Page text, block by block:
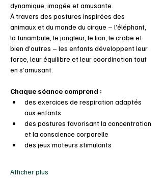
dynamique, imagée et amusante.
À travers des postures inspirées des
animaux et du monde du cirque – l’éléphant,
la funambule, le jongleur, le lion, le crabe et
bien d’autres – les enfants développent leur
force, leur équilibre et leur coordination tout
en s’amusant.
Chaque séance comprend :
des exercices de respiration adaptés
aux enfants
des postures favorisant la concentration
et la conscience corporelle
des jeux moteurs stimulants
Afficher plus